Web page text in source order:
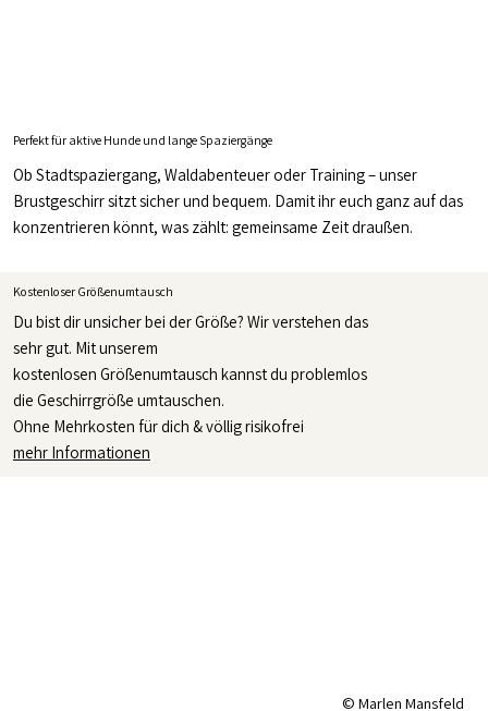
Perfekt für aktive Hunde und lange Spaziergänge
Ob Stadtspaziergang, Waldabenteuer oder Training – unser
Brustgeschirr sitzt sicher und bequem. Damit ihr euch ganz auf das
konzentrieren könnt, was zählt: gemeinsame Zeit draußen.
Kostenloser Größenumtausch
Du bist dir unsicher bei der Größe? Wir verstehen das
sehr gut. Mit unserem
kostenlosen Größenumtausch kannst du problemlos
die Geschirrgröße umtauschen.
Ohne Mehrkosten für dich & völlig risikofrei
mehr Informationen
© Marlen Mansfeld